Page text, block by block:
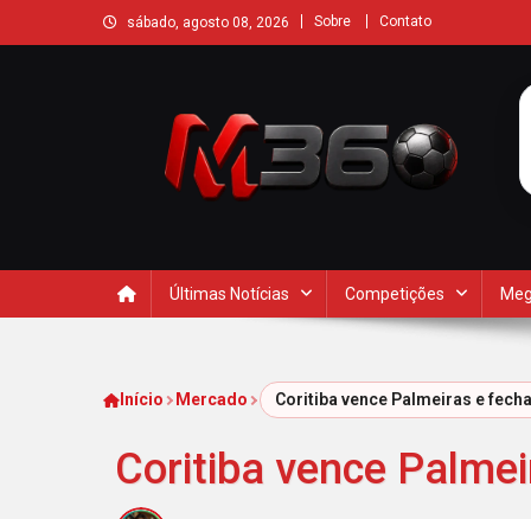
sábado, agosto 08, 2026 Sobre Contato
Últimas Notícias Competições
Início Mercado Coritiba vence Palmeiras e
Coritiba vence